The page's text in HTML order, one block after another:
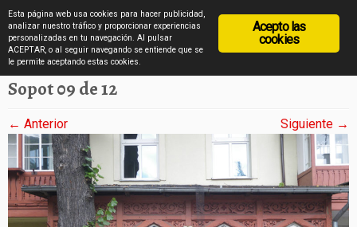
Saltar
al
contenido
diarioviajero.es
Inicio » Sopot en imágenes » Sopot 09 de 12
Sopot 09 de 12
← Anterior Siguiente →
Acepto las
cookies
Esta página web usa cookies para hacer publicidad,
analizar nuestro tráfico y proporcionar experiencias
personalizadas en tu navegación. Al pulsar
ACEPTAR, o al seguir navegando se entiende que se
le permite aceptando estas cookies.